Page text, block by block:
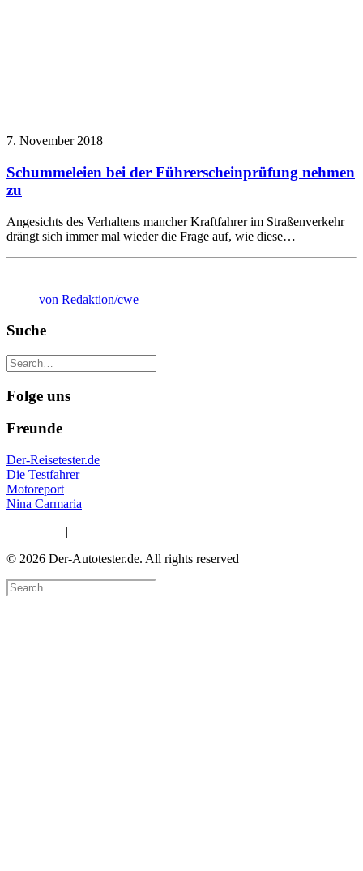
7. November 2018
Schummeleien bei der Führerscheinprüfung nehmen
zu
Angesichts des Verhaltens mancher Kraftfahrer im Straßenverkehr
drängt sich immer mal wieder die Frage auf, wie diese…
von Redaktion/cwe
Suche
Folge uns
Freunde
Der-Reisetester.de
Die Testfahrer
Motoreport
Nina Carmaria
|
© 2026 Der-Autotester.de. All rights reserved